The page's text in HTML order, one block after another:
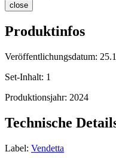
close
Produktinfos
Veröffentlichungsdatum:
Set-Inhalt: 1
Produktionsjahr: 2024
Technische
Label: Vendetta